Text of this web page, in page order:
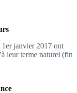
1er janvier 2017 ont
leur terme naturel (fin